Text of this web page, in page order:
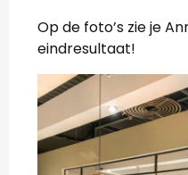
Op de foto’s zie je
eindresultaat!